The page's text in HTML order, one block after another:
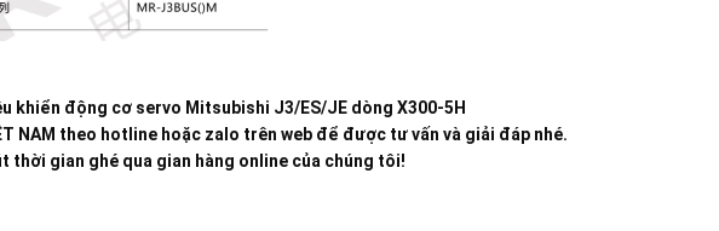
khiển động cơ servo Mitsubishi J3/ES/JE dòng X300-5H
NAM theo hotline hoặc zalo trên web để được tư vấn và giải đáp nhé.
thời gian ghé qua gian hàng online của chúng tôi!